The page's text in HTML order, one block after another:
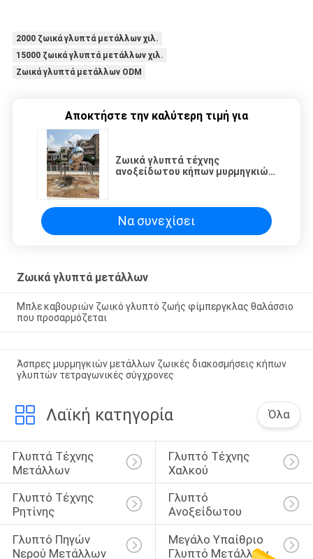
2000 ζωικά γλυπτά μετάλλων χιλ.
15000 ζωικά γλυπτά μετάλλων χιλ.
Ζωικά γλυπτά μετάλλων ODM
Αποκτήστε την καλύτερη τιμή για
Ζωικά γλυπτά τέχνης
ανοξείδωτου κήπων μυρμηγκιών
Να συνεχίσει
Ζωικά γλυπτά μετάλλων
Μπλε καβουριών ζωικό γλυπτό ζωής φίμπεργκλας θαλάσσιο
που προσαρμόζεται
Άσπρες μυρμηγκιών μετάλλων ζωικές διακοσμήσεις κήπων
γλυπτών τετραγωνικές σύγχρονες
Λαϊκή κατηγορία Όλα
Γλυπτά Τέχνης
Μετάλλων
Γλυπτό Τέχνης
Χαλκού
Γλυπτό Τέχνης
Ρητίνης
Γλυπτό
Ανοξείδωτου
Γλυπτό Πηγών
Νερού Μετάλλων
Μεγάλο Υπαίθριο
Γλυπτό Μετάλλων